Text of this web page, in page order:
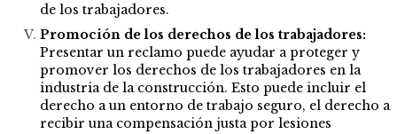
de los trabajadores.
Promoción de los derechos de los trabajadores:
Presentar un reclamo puede ayudar a proteger y
promover los derechos de los trabajadores en la
industria de la construcción. Esto puede incluir el
derecho a un entorno de trabajo seguro, el derecho a
recibir una compensación justa por lesiones